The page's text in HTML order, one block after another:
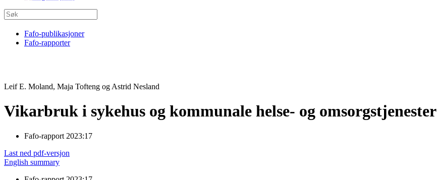
Fafo-publikasjoner
Fafo-rapporter
Leif E. Moland, Maja Tofteng og Astrid Nesland
Vikarbruk i sykehus og kommunale helse- og omsorgstjenester
Fafo-rapport 2023:17
Last ned pdf-versjon
English summary